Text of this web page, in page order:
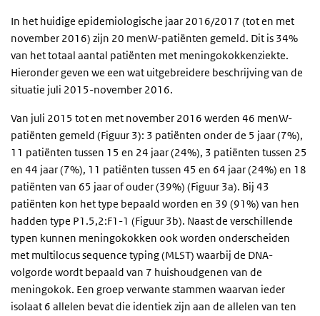
In het huidige epidemiologische jaar 2016/2017 (tot en met
november 2016) zijn 20 menW-patiënten gemeld. Dit is 34%
van het totaal aantal patiënten met meningokokkenziekte.
Hieronder geven we een wat uitgebreidere beschrijving van de
situatie juli 2015-november 2016.
Van juli 2015 tot en met november 2016 werden 46 menW-
patiënten gemeld (Figuur 3): 3 patiënten onder de 5 jaar (7%),
11 patiënten tussen 15 en 24 jaar (24%), 3 patiënten tussen 25
en 44 jaar (7%), 11 patiënten tussen 45 en 64 jaar (24%) en 18
patiënten van 65 jaar of ouder (39%) (Figuur 3a). Bij 43
patiënten kon het type bepaald worden en 39 (91%) van hen
hadden type P1.5,2:F1-1 (Figuur 3b). Naast de verschillende
typen kunnen meningokokken ook worden onderscheiden
met multilocus sequence typing (MLST) waarbij de DNA-
volgorde wordt bepaald van 7 huishoudgenen van de
meningokok. Een groep verwante stammen waarvan ieder
isolaat 6 allelen bevat die identiek zijn aan de allelen van ten